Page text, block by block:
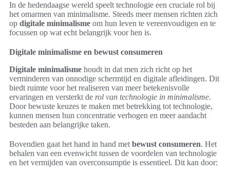
In de hedendaagse wereld speelt technologie een cruciale rol bij
het omarmen van minimalisme. Steeds meer mensen richten zich
op digitale minimalisme om hun leven te vereenvoudigen en te
focussen op wat echt belangrijk voor hen is.
Digitale minimalisme en bewust consumeren
Digitale minimalisme houdt in dat men zich richt op het
verminderen van onnodige schermtijd en digitale afleidingen. Dit
biedt ruimte voor het realiseren van meer betekenisvolle
ervaringen en versterkt de rol van technologie in minimalisme.
Door bewuste keuzes te maken met betrekking tot technologie,
kunnen mensen hun concentratie verhogen en meer aandacht
besteden aan belangrijke taken.
Bovendien gaat het hand in hand met bewust consumeren. Het
behalen van een evenwicht tussen de voordelen van technologie
en het vermijden van overconsumptie is essentieel. Dit kan door: